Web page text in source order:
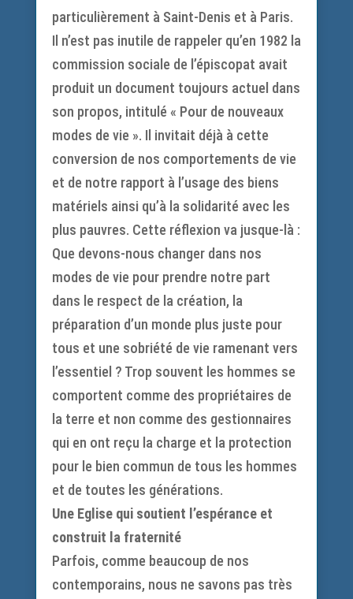
particulièrement à Saint-Denis et à Paris.
Il n’est pas inutile de rappeler qu’en 1982 la
commission sociale de l’épiscopat avait
produit un document toujours actuel dans
son propos, intitulé « Pour de nouveaux
modes de vie ». Il invitait déjà à cette
conversion de nos comportements de vie
et de notre rapport à l’usage des biens
matériels ainsi qu’à la solidarité avec les
plus pauvres. Cette réflexion va jusque-là :
Que devons-nous changer dans nos
modes de vie pour prendre notre part
dans le respect de la création, la
préparation d’un monde plus juste pour
tous et une sobriété de vie ramenant vers
l’essentiel ? Trop souvent les hommes se
comportent comme des propriétaires de
la terre et non comme des gestionnaires
qui en ont reçu la charge et la protection
pour le bien commun de tous les hommes
et de toutes les générations.
Une Eglise qui soutient l’espérance et
construit la fraternité
Parfois, comme beaucoup de nos
contemporains, nous ne savons pas très